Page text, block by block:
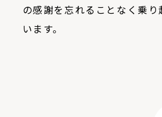
の感謝を忘れることなく乗
います。